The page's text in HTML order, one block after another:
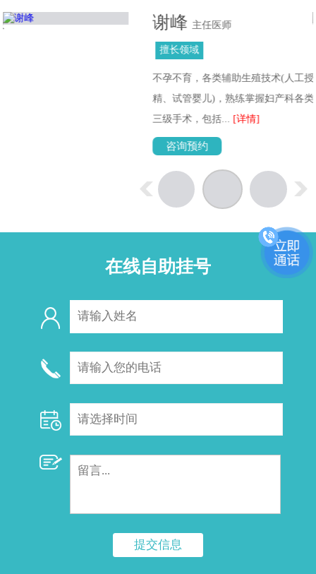
谢峰 主任医师
擅长领域
不孕不育，各类辅助生殖技术(人工授
精、试管婴儿)，熟练掌握妇产科各类
三级手术，包括... [详情]
咨询预约
在线自助挂号
提交信息